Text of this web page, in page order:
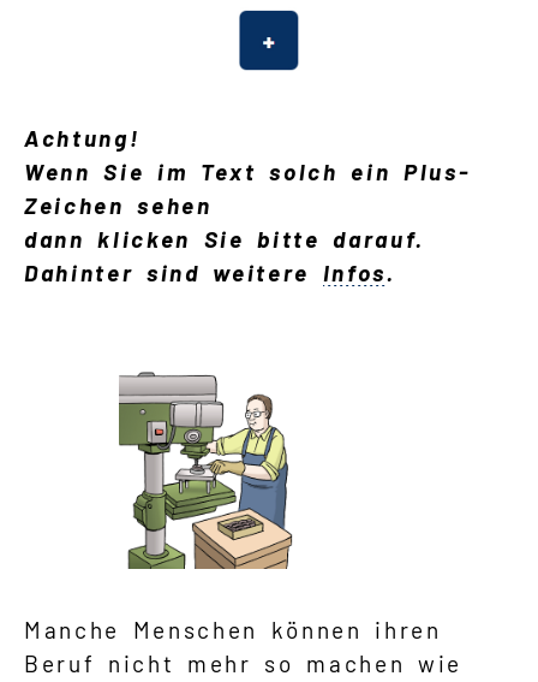
Language
Inhalte in Gebärdensprache (DGS)
Leichte Sprache
Mein Kundenportal
Achtung!
Wenn Sie im Text solch ein Plus-
Zeichen sehen
dann klicken Sie bitte darauf.
Dahinter sind weitere Infos.
Manche Menschen können ihren
Beruf nicht mehr so machen wie